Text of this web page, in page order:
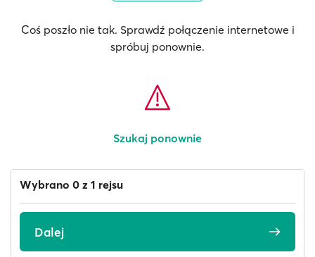
Coś poszło nie tak. Sprawdź połączenie internetowe i
spróbuj ponownie.
Szukaj ponownie
Wybrano 0 z 1 rejsu
Dalej